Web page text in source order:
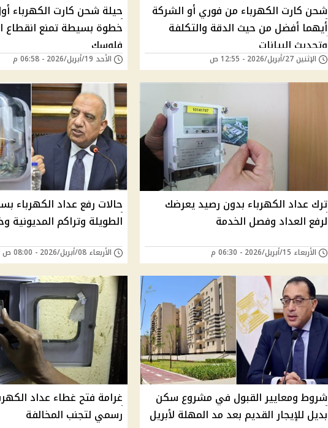
شحن كارت الكهرباء من فوري أو الشركة
أيهما أفضل من حيث الدقة والتكلفة
وتحديث البيانات
الإثنين 27/أبريل/2026 - 12:55 ص
حيلة شحن كارت الكهرباء
خطوة بسيطة تمنع انقطاع
فلوسك
الأحد 19/أبريل/2026 - 06:58 م
ترك عداد الكهرباء بدون رصيد يعرضك
لرفع العداد وفصل الخدمة
الأربعاء 15/أبريل/2026 - 06:30 م
حالات رفع عداد الكهرباء
الطويلة وتراكم المديونية
الأربعاء 08/أبريل/2026 - 08:00 ص
شروط ومعايير القبول في مشروع سكن
بديل للإيجار القديم بعد مد المهلة لأبريل
غرامة فتح غطاء عداد
رسمي لتجنب المخالفة